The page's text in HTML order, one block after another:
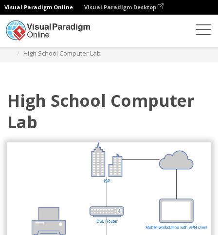
Visual Paradigm Online Visual Paradigm Desktop
High School Computer Lab
High School Computer
Lab